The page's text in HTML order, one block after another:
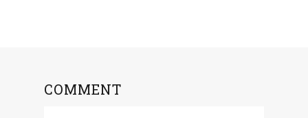
COMMENT